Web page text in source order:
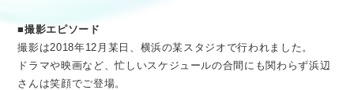
■撮影エピソード
撮影は2018年12月某日、横浜の某スタジオで行われました。
ドラマや映画など、忙しいスケジュールの合間にも関わらず浜辺
さんは笑顔でご登場。